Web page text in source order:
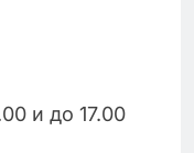
и до 17.00